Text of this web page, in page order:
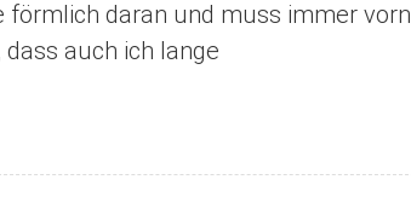
förmlich daran und muss immer vorn
auch ich lange